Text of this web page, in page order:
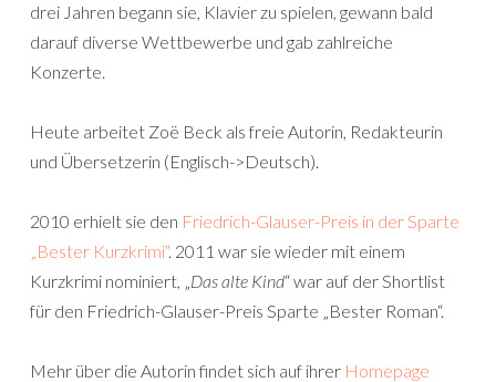
drei Jahren begann sie, Klavier zu spielen, gewann bald
darauf diverse Wettbewerbe und gab zahlreiche
Konzerte.
Heute arbeitet Zoë Beck als freie Autorin, Redakteurin
und Übersetzerin (Englisch->Deutsch).
2010 erhielt sie den Friedrich-Glauser-Preis in der Sparte
„Bester Kurzkrimi“. 2011 war sie wieder mit einem
Kurzkrimi nominiert, „Das alte Kind“ war auf der Shortlist
für den Friedrich-Glauser-Preis Sparte „Bester Roman“.
Mehr über die Autorin findet sich auf ihrer Homepage